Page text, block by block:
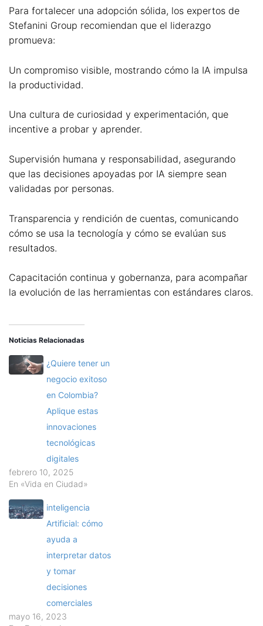
Para fortalecer una adopción sólida, los expertos de
Stefanini Group recomiendan que el liderazgo
promueva:
Un compromiso visible, mostrando cómo la IA impulsa
la productividad.
Una cultura de curiosidad y experimentación, que
incentive a probar y aprender.
Supervisión humana y responsabilidad, asegurando
que las decisiones apoyadas por IA siempre sean
validadas por personas.
Transparencia y rendición de cuentas, comunicando
cómo se usa la tecnología y cómo se evalúan sus
resultados.
Capacitación continua y gobernanza, para acompañar
la evolución de las herramientas con estándares claros.
Noticias Relacionadas
¿Quiere tener un
negocio exitoso
en Colombia?
Aplique estas
innovaciones
tecnológicas
digitales
febrero 10, 2025
En «Vida en Ciudad»
inteligencia
Artificial: cómo
ayuda a
interpretar datos
y tomar
decisiones
comerciales
mayo 16, 2023